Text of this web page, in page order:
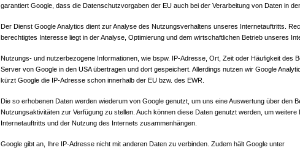
garantiert Google, dass die Datenschutzvorgaben der EU auch bei der Verarbeitung von Daten in
Der Dienst Google Analytics dient zur Analyse des Nutzungsverhaltens unseres Internetauftritts.
berechtigtes Interesse liegt in der Analyse, Optimierung und dem wirtschaftlichen Betrieb unseres
Nutzungs- und nutzerbezogene Informationen, wie bspw. IP-Adresse, Ort, Zeit oder Häufigkeit des
Server von Google in den USA übertragen und dort gespeichert. Allerdings nutzen wir Google
kürzt Google die IP-Adresse schon innerhalb der EU bzw. des EWR.
Die so erhobenen Daten werden wiederum von Google genutzt, um uns eine Auswertung über den
Nutzungsaktivitäten zur Verfügung zu stellen. Auch können diese Daten genutzt werden, um
Internetauftritts und der Nutzung des Internets zusammenhängen.
Google gibt an, Ihre IP-Adresse nicht mit anderen Daten zu verbinden. Zudem hält Google unter